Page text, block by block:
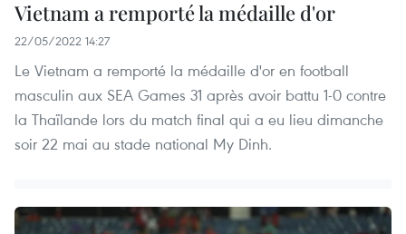
Vietnam a remporté la médaille d'or
22/05/2022 14:27
Le Vietnam a remporté la médaille d'or en football
masculin aux SEA Games 31 après avoir battu 1-0 contre
la Thaïlande lors du match final qui a eu lieu dimanche
soir 22 mai au stade national My Dinh.